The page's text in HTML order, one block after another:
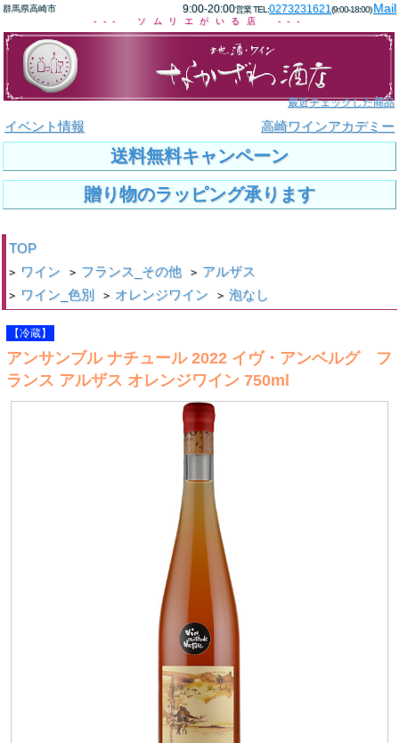
群馬県高崎市 9:00-20:00営業 TEL:0273231621(9:00-18:00)Mail
--- ソムリエがいる店 ---
最近チェックした商品
イベント情報 高崎ワインアカデミー
送料無料キャンペーン
贈り物のラッピング承ります
TOP
> ワイン > フランス_その他 > アルザス
> ワイン_色別 > オレンジワイン > 泡なし
【冷蔵】
アンサンブル ナチュール 2022 イヴ・アンベルグ フ
ランス アルザス オレンジワイン 750ml